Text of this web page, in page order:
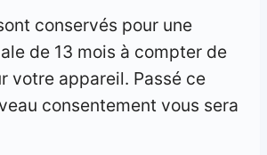
conservés pour une
de 13 mois à compter de
votre appareil. Passé ce
consentement vous sera